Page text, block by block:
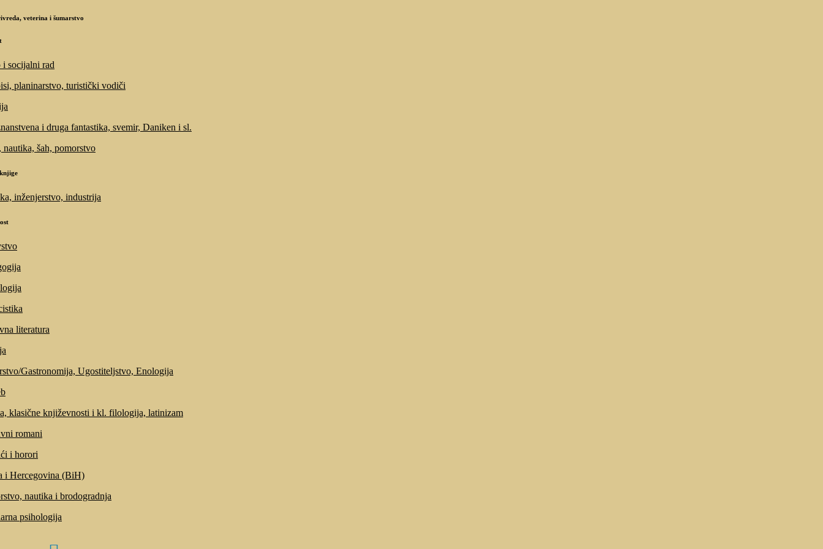
veterina i šumarstvo
i socijalni rad
planinarstvo, turistički vodiči
i druga fantastika, svemir, Daniken i sl.
nautika, šah, pomorstvo
inženjerstvo, industrija
literatura
Gastronomija, Ugostiteljstvo, Enologija
klasične književnosti i kl. filologija, latinizam
romani
i horori
i Hercegovina (BiH)
nautika i brodogradnja
psihologija